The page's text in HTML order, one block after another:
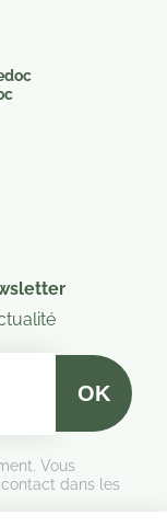
Vous
dans les